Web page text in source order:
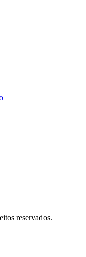
reservados.